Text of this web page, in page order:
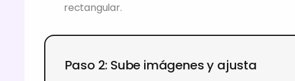
rectangular.
Sube elementos de diseño de alta calidad, como